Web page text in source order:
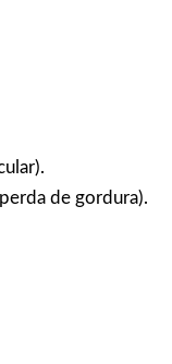
de gordura).